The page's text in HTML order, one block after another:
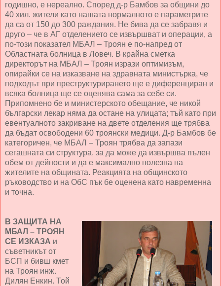
годишно, е нереално. Според д-р Бамбов за общини до
40 хил. жители като нашата нормалното е параметрите
да са от 150 до 300 раждания. Не бива да се забравя и
друго – че в АГ отделението се извършват и операции, а
по-този показател МБАЛ – Троян е по-напред от
Областната болница в Ловеч. В крайна сметка
директорът на МБАЛ – Троян изрази оптимизъм,
опирайки се на изказване на здравната министърка, че
подходът при преструктурирането ще е диференциран и
всяка болница ще се оценява сама за себе си.
Припомнено бе и министерското обещание, че никой
български лекар няма да остане на улицата; тъй като при
евентуалното закриване на двете отделения ще трябва
да бъдат освободени 60 троянски медици. Д-р Бамбов бе
категоричен, че МБАЛ – Троян трябва да запази
сегашната си структура, за да може да извършва пълен
обем от дейности и да е максимално полезна на
жителите на общината. Реакцията на общинското
ръководство и на ОбС пък бе оценена като навременна
и точна.
В ЗАЩИТА НА
МБАЛ – ТРОЯН
СЕ ИЗКАЗА и
съветникът от
БСП и бивш кмет
на Троян инж.
Дилян Енкин. Той